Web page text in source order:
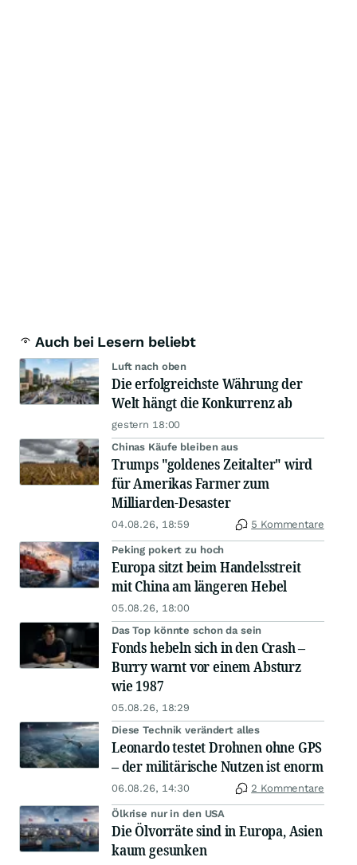
Auch bei Lesern beliebt
Luft nach oben
Die erfolgreichste Währung der
Welt hängt die Konkurrenz ab
gestern 18:00
Chinas Käufe bleiben aus
Trumps "goldenes Zeitalter" wird
für Amerikas Farmer zum
Milliarden-Desaster
04.08.26, 18:59 5 Kommentare
Peking pokert zu hoch
Europa sitzt beim Handelsstreit
mit China am längeren Hebel
05.08.26, 18:00
Das Top könnte schon da sein
Fonds hebeln sich in den Crash –
Burry warnt vor einem Absturz
wie 1987
05.08.26, 18:29
Diese Technik verändert alles
Leonardo testet Drohnen ohne GPS
– der militärische Nutzen ist enorm
06.08.26, 14:30 2 Kommentare
Ölkrise nur in den USA
Die Ölvorräte sind in Europa, Asien
kaum gesunken